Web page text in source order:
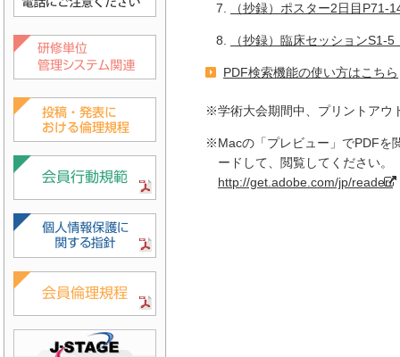
（抄録）ポスター2日目P71-
（抄録）臨床セッションS1-
PDF検索機能の使い方はこちら
※学術大会期間中、プリントアウ
※Macの「プレビュー」でPDFを
ードして、閲覧してください。
http://get.adobe.com/jp/reader/